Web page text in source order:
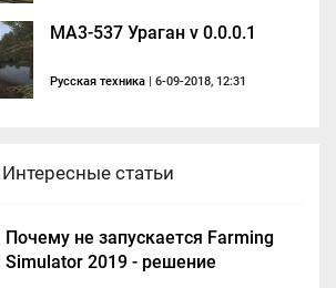
MA3-537 Ураган v 0.0.0.1
Русская техника | 6-09-2018, 12:31
Интересные статьи
Почему не запускается Farming
Simulator 2019 - решение